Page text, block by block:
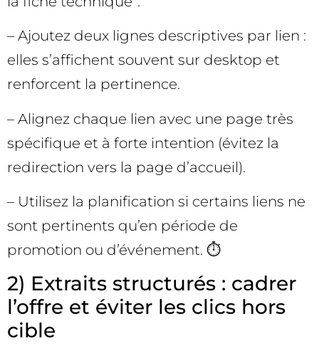
– Ajoutez deux lignes descriptives par lien :
elles s’affichent souvent sur desktop et
renforcent la pertinence.
– Alignez chaque lien avec une page très
spécifique et à forte intention (évitez la
redirection vers la page d’accueil).
– Utilisez la planification si certains liens ne
sont pertinents qu’en période de
promotion ou d’événement. ⏱️
2) Extraits structurés : cadrer
l’offre et éviter les clics hors
cible